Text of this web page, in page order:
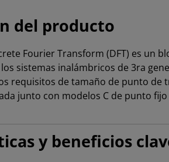
del producto
Fourier Transform (DFT) es un
sistemas inalámbricos de 3ra
requisitos de tamaño de punto de
junto con modelos C de punto
y beneficios